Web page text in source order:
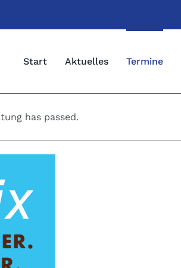
Start Aktuelles Termine
has passed.